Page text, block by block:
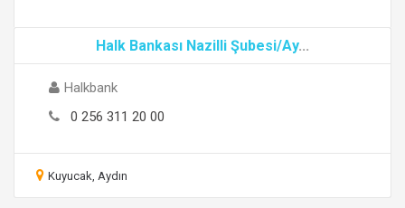
Halk Bankası Nazilli Şubesi/Ay...
Halkbank
0 256 311 20 00
Kuyucak, Aydın